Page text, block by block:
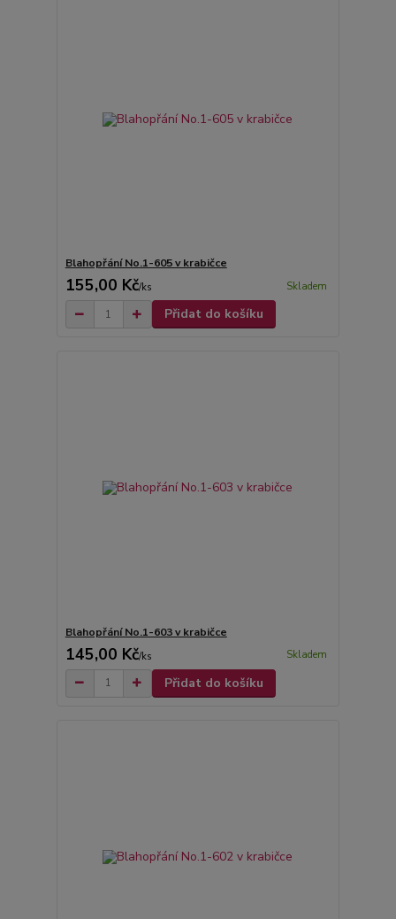
Blahopřání No.1-605 v krabičce
155,00 Kč/ks Skladem
Přidat do košíku
Blahopřání No.1-603 v krabičce
145,00 Kč/ks Skladem
Přidat do košíku